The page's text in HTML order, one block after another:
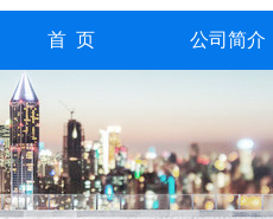
首 页 公司简介